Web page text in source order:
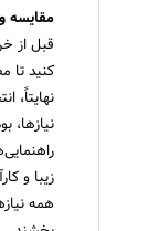
مقایسه
قبل از
کنید تا
نهایتاً،
زیبا و
همه